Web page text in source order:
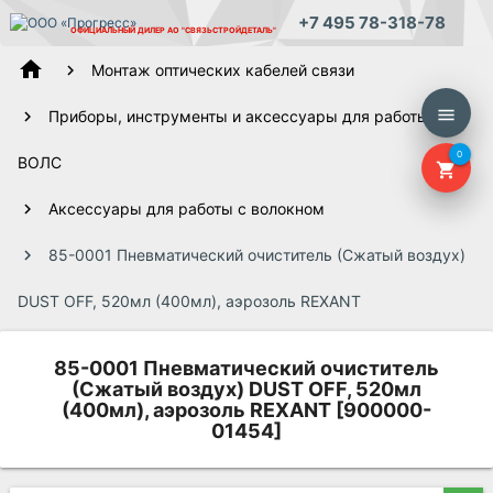
ОФИЦИАЛЬНЫЙ ДИЛЕР АО "СВЯЗЬСТРОЙДЕТАЛЬ" +7 495 78-318-78
menu
shopping_cart
0
home Монтаж оптических кабелей связи
Приборы, инструменты и аксессуары для работы
ВОЛС
Аксессуары для работы с волокном
85-0001 Пневматический очиститель (Сжатый воздух)
DUST OFF, 520мл (400мл), аэрозоль REXANT
85-0001 Пневматический очиститель
(Сжатый воздух) DUST OFF, 520мл
(400мл), аэрозоль REXANT [900000-
01454]